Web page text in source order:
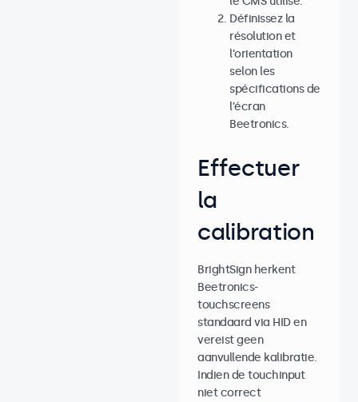
Définissez la
résolution et
l’orientation
selon les
spécifications de
l’écran
Beetronics.
Effectuer
la
calibration
BrightSign herkent
Beetronics-
touchscreens
standaard via HID en
vereist geen
aanvullende kalibratie.
Indien de touchinput
niet correct